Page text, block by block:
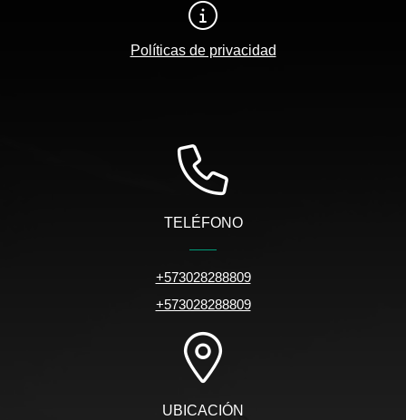
Políticas de privacidad
TELÉFONO
+573028288809
+573028288809
UBICACIÓN